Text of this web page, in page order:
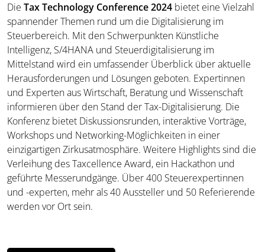
Die Tax Technology Conference 2024 bietet eine Vielzahl
spannender Themen rund um die Digitalisierung im
Steuerbereich. Mit den Schwerpunkten Künstliche
Intelligenz, S/4HANA und Steuerdigitalisierung im
Mittelstand wird ein umfassender Überblick über aktuelle
Herausforderungen und Lösungen geboten. Expertinnen
und Experten aus Wirtschaft, Beratung und Wissenschaft
informieren über den Stand der Tax-Digitalisierung. Die
Konferenz bietet Diskussionsrunden, interaktive Vorträge,
Workshops und Networking-Möglichkeiten in einer
einzigartigen Zirkusatmosphäre. Weitere Highlights sind die
Verleihung des Taxcellence Award, ein Hackathon und
geführte Messerundgänge. Über 400 Steuerexpertinnen
und -experten, mehr als 40 Aussteller und 50 Referierende
werden vor Ort sein.